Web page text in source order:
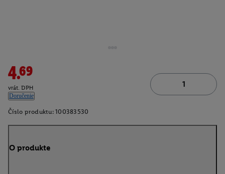
4.69
vrát. DPH
Doručenie
Číslo produktu: 100383530
O produkte